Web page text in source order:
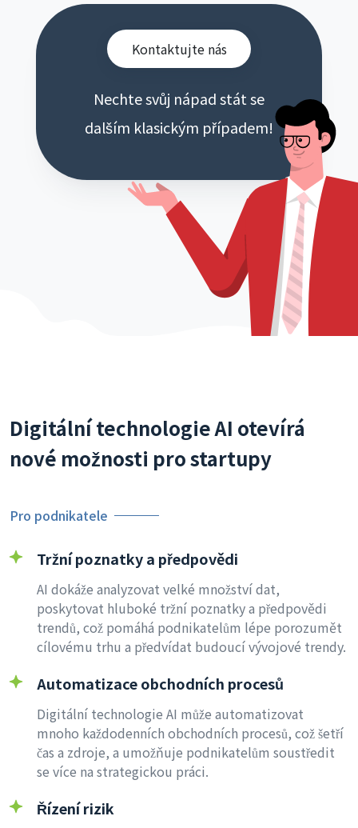
Kontaktujte nás
Nechte svůj nápad stát se
dalším klasickým případem!
Digitální technologie AI otevírá
nové možnosti pro startupy
Pro podnikatele
Tržní poznatky a předpovědi
AI dokáže analyzovat velké množství dat,
poskytovat hluboké tržní poznatky a předpovědi
trendů, což pomáhá podnikatelům lépe porozumět
cílovému trhu a předvídat budoucí vývojové trendy.
Automatizace obchodních procesů
Digitální technologie AI může automatizovat
mnoho každodenních obchodních procesů, což šetří
čas a zdroje, a umožňuje podnikatelům soustředit
se více na strategickou práci.
Řízení rizik